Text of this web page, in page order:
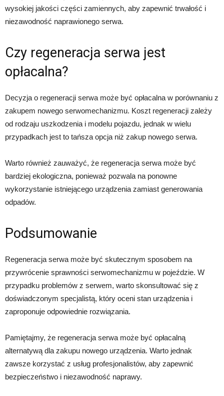
wysokiej jakości części zamiennych, aby zapewnić trwałość i
niezawodność naprawionego serwa.
Czy regeneracja serwa jest
opłacalna?
Decyzja o regeneracji serwa może być opłacalna w porównaniu z
zakupem nowego serwomechanizmu. Koszt regeneracji zależy
od rodzaju uszkodzenia i modelu pojazdu, jednak w wielu
przypadkach jest to tańsza opcja niż zakup nowego serwa.
Warto również zauważyć, że regeneracja serwa może być
bardziej ekologiczna, ponieważ pozwala na ponowne
wykorzystanie istniejącego urządzenia zamiast generowania
odpadów.
Podsumowanie
Regeneracja serwa może być skutecznym sposobem na
przywrócenie sprawności serwomechanizmu w pojeździe. W
przypadku problemów z serwem, warto skonsultować się z
doświadczonym specjalistą, który oceni stan urządzenia i
zaproponuje odpowiednie rozwiązania.
Pamiętajmy, że regeneracja serwa może być opłacalną
alternatywą dla zakupu nowego urządzenia. Warto jednak
zawsze korzystać z usług profesjonalistów, aby zapewnić
bezpieczeństwo i niezawodność naprawy.